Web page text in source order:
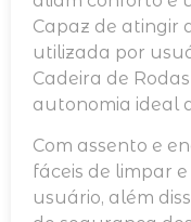
Capaz de atingir
utilizada por
Cadeira de
autonomia ideal
Com assento e
fáceis de limpar
usuário, além